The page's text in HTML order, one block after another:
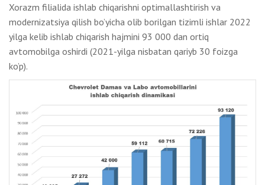
Xorazm filialida ishlab chiqarishni optimallashtirish va
modernizatsiya qilish bo’yicha olib borilgan tizimli ishlar 2022
yilga kelib ishlab chiqarish hajmini 93 000 dan ortiq
avtomobilga oshirdi (2021-yilga nisbatan qariyb 30 foizga
ko’p).